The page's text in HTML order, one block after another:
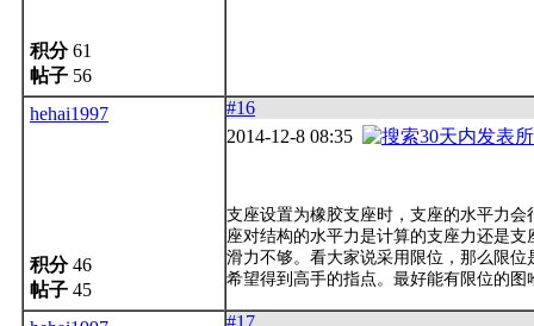
积分61
帖子 56
hehai1997
积分46
帖子 45
#16
2014-12-8 08:35
支座设置为橡胶支座时，支座的水平力
座对结构的水平力是计算的支座力还是
滑力不够。看大家说采用限位，那么限
希望得到高手的指点。最好能有限位的图
#17